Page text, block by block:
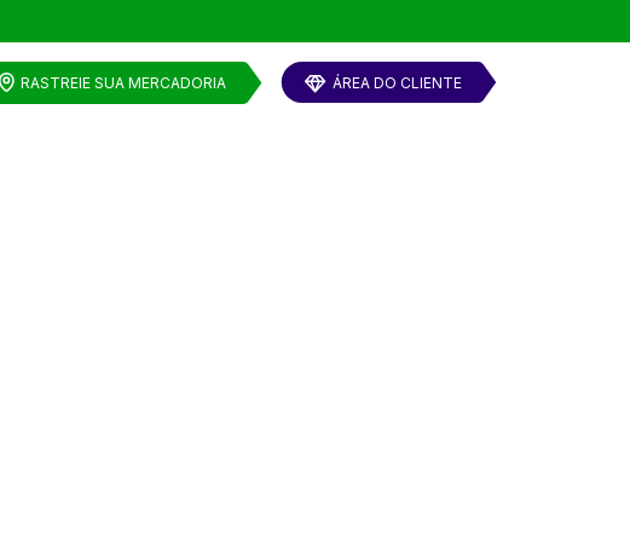
RASTREIE SUA MERCADORIA ÁREA DO CLIENTE